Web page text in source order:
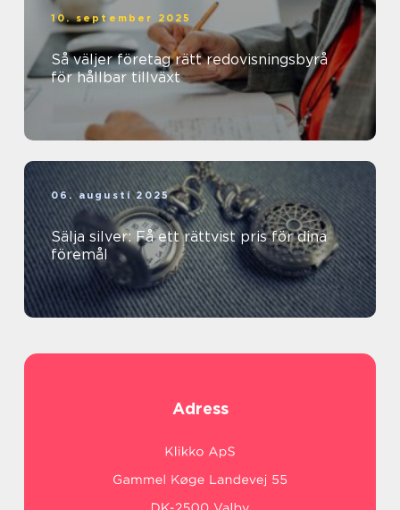
10. september 2025
Så väljer företag rätt redovisningsbyrå
för hållbar tillväxt
06. augusti 2025
Sälja silver: Få ett rättvist pris för dina
föremål
Adress